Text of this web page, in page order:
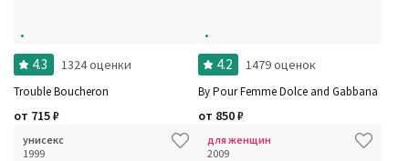
4.3 1324 оценки
Trouble Boucheron
от 715₽
4.2 1479 оценок
By Pour Femme Dolce and Gabbana
от 850₽
унисекс
1999
для женщин
2009